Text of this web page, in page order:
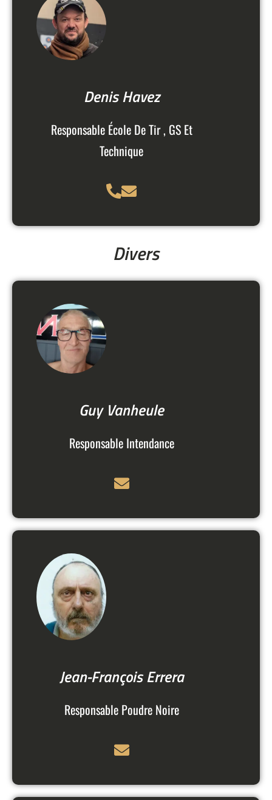
Denis Havez
Responsable École De Tir , GS Et
Technique
Divers
Guy Vanheule
Responsable Intendance
Jean-François Errera
Responsable Poudre Noire